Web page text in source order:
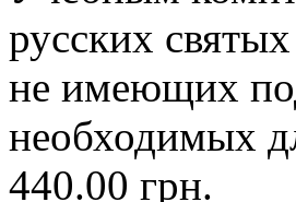
русских
не имеющих
необходимых
440.00 грн.